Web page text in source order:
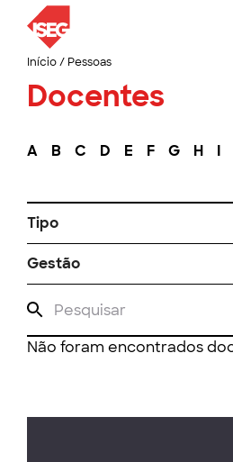
Início/ Pessoas
Docentes
A B C D E F G H I
Tipo
Gestão
Não foram encontrados